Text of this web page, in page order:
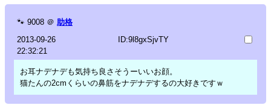
🐾 9008 ＠ 助格
2013-09-26
22:32:21
ID:9l8gxSjvTY
お耳ナデナデも気持ち良さそうーいいお顔。
猫たんの2cmくらいの鼻筋をナデナデするの大好きですｗ